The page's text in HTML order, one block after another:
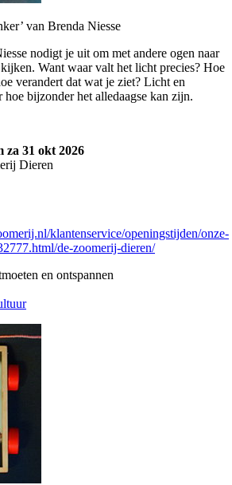
van Brenda Niesse
nodigt je uit om met andere ogen naar
Want waar valt het licht precies? Hoe
verandert dat wat je ziet? Licht en
bijzonder het alledaagse kan zijn.
za 31 okt 2026
Dieren
klantenservice/openingstijden/onze-
de-zoomerij-dieren/
en ontspannen